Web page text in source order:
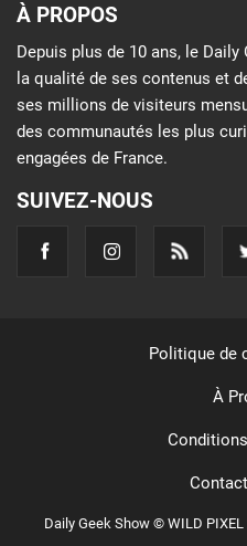
À PROPOS
Depuis plus de 10 ans, le
la qualité de ses contenus et
ses millions de visiteurs
des communautés les plus
engagées de France.
SUIVEZ-NOUS
Daily Geek Show © WILD
Politique de
À